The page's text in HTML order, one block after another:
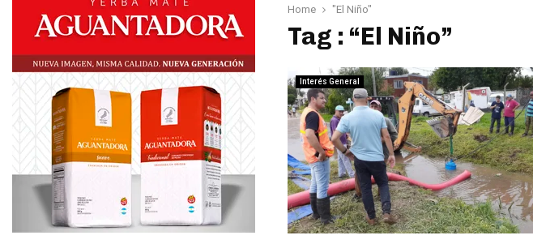
Home "El Niño"
Tag : “El Niño”
Interés General